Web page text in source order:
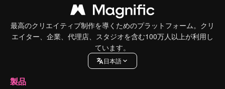
最高のクリエイティブ制作を導くためのプラットフォーム。クリ
エイター、企業、代理店、スタジオを含む100万人以上が利用し
ています。
日本語
製品